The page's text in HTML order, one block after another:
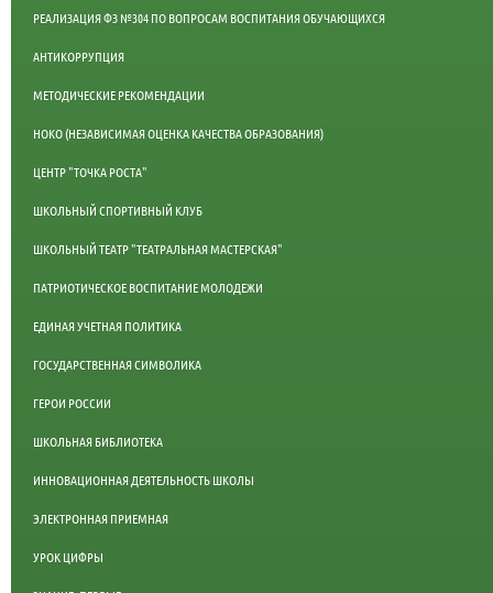
РЕАЛИЗАЦИЯ ФЗ №304 ПО ВОПРОСАМ ВОСПИТАНИЯ ОБУЧАЮЩИХСЯ
АНТИКОРРУПЦИЯ
МЕТОДИЧЕСКИЕ РЕКОМЕНДАЦИИ
НОКО (НЕЗАВИСИМАЯ ОЦЕНКА КАЧЕСТВА ОБРАЗОВАНИЯ)
ЦЕНТР "ТОЧКА РОСТА"
ШКОЛЬНЫЙ СПОРТИВНЫЙ КЛУБ
ШКОЛЬНЫЙ ТЕАТР "ТЕАТРАЛЬНАЯ МАСТЕРСКАЯ"
ПАТРИОТИЧЕСКОЕ ВОСПИТАНИЕ МОЛОДЕЖИ
ЕДИНАЯ УЧЕТНАЯ ПОЛИТИКА
ГОСУДАРСТВЕННАЯ СИМВОЛИКА
ГЕРОИ РОССИИ
ШКОЛЬНАЯ БИБЛИОТЕКА
ИННОВАЦИОННАЯ ДЕЯТЕЛЬНОСТЬ ШКОЛЫ
ЭЛЕКТРОННАЯ ПРИЕМНАЯ
УРОК ЦИФРЫ